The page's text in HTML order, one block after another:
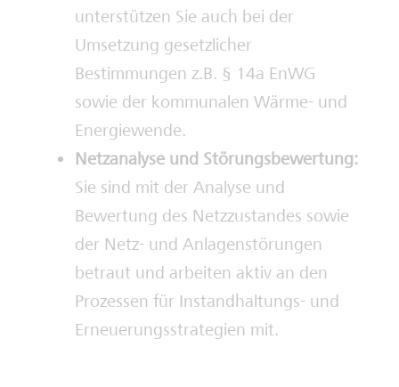
unterstützen Sie auch bei der
Umsetzung gesetzlicher
Bestimmungen z.B. § 14a EnWG
sowie der kommunalen Wärme- und
Energiewende.
Netzanalyse und Störungsbewertung:
Sie sind mit der Analyse und
Bewertung des Netzzustandes sowie
der Netz- und Anlagenstörungen
betraut und arbeiten aktiv an den
Prozessen für Instandhaltungs- und
Erneuerungsstrategien mit.